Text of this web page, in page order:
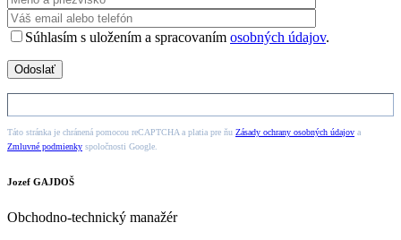
Súhlasím s uložením a spracovaním osobných údajov.
Táto stránka je chránená pomocou reCAPTCHA a platia pre ňu Zásady ochrany osobných údajov a
Zmluvné podmienky spoločnosti Google.
Jozef GAJDOŠ
Obchodno-technický manažér